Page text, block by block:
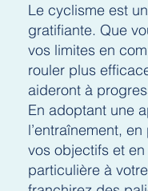
Le cyclisme est
gratifiante. Que
vos limites en
rouler plus
aideront à
En adoptant une
l’entraînement,
vos objectifs et
particulière à